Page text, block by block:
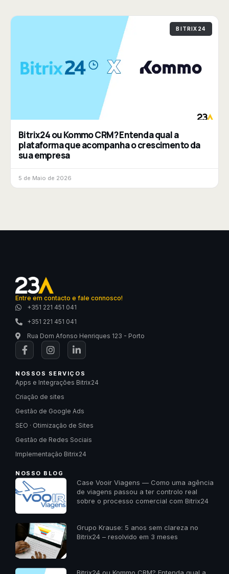
BITRIX24
Bitrix24 ou Kommo CRM? Entenda qual a
plataforma que acompanha o crescimento da
sua empresa
5 de Maio de 2026
Entre em contacto e fale connosco!
+351 221 451 041
+351 221 451 041
Rua Dom Afonso Henriques 123 - Porto
NOSSOS SERVIÇOS
Apps e Integrações Bitrix24
Criação de sites
Gestão de Google Ads
SEO · Otimização de Sites
Gestão de Redes Sociais
Implementação Bitrix24
NOSSO BLOG
Case Vooir Viagens — Como uma agência
de viagens passou a ter controlo real
sobre o processo comercial com Bitrix24
Grupo Krause: 5 anos sem clareza no
Bitrix24 – resolvido em 3 meses
Bitrix24 ou Kommo CRM? Entenda qual a